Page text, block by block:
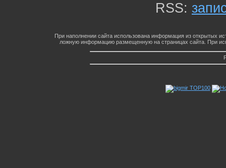
RSS:
При наполнении сайта использована информация из открытых
ложную информацию размещенную на страницах сайта. При